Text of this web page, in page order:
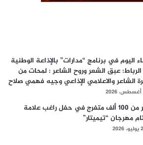
اليوم في برنامج “مدارات” بالإذاعة الوطنية
عبق الشعر وروح الشاعر : لمحات من
الشاعر والاعلامي الإذاعي وجيه فهمي صلاح
أكثر من 100 ألف متفرج في حفل راغب علامة
مهرجان “تيميتار”